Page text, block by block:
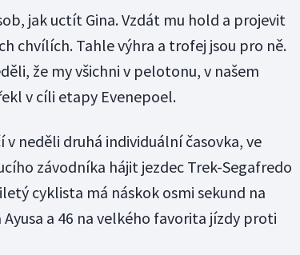
jak uctít Gina. Vzdát mu hold a projevit
chvílích. Tahle výhra a trofej jsou pro ně.
že my všichni v pelotonu, v našem
v cíli etapy Evenepoel.
v neděli druhá individuální časovka, ve
závodníka hájit jezdec Trek-Segafredo
cyklista má náskok osmi sekund na
a 46 na velkého favorita jízdy proti